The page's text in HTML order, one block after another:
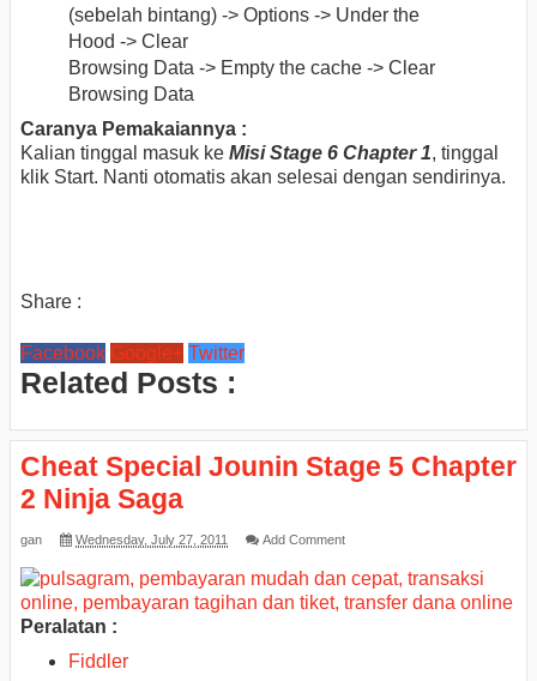
(sebelah bintang) -> Options -> Under the
Hood -> Clear
Browsing Data -> Empty the cache -> Clear
Browsing Data
Caranya Pemakaiannya :
Kalian tinggal masuk ke Misi Stage 6 Chapter 1, tinggal
klik Start. Nanti otomatis akan selesai dengan sendirinya.
Share :
Facebook Google+ Twitter
Related Posts :
Cheat Special Jounin Stage 5 Chapter
2 Ninja Saga
gan Wednesday, July 27, 2011 Add Comment
Peralatan :
Fiddler